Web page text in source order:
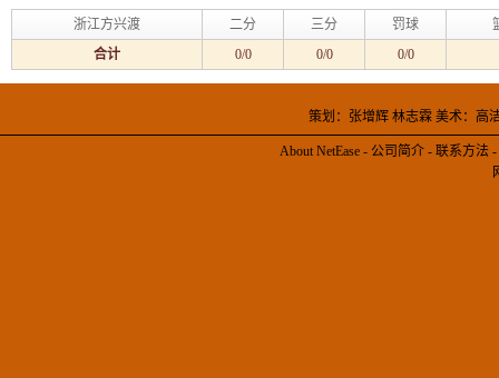
浙江方兴渡 二分 三分 罚球
合计
0/0 0/0 0/0
策划：张增辉 林志霖 美术：
About NetEase - 公司简介 - 联系方法 -